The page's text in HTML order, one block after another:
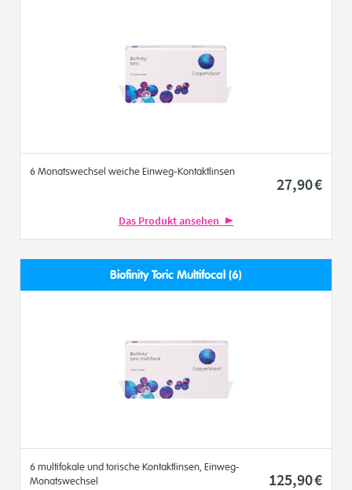
6 Monatswechsel weiche Einweg-Kontaktlinsen
27,90€
Das Produkt ansehen
Biofinity Toric Multifocal (6)
6 multifokale und torische Kontaktlinsen, Einweg-
Monatswechsel
125,90€